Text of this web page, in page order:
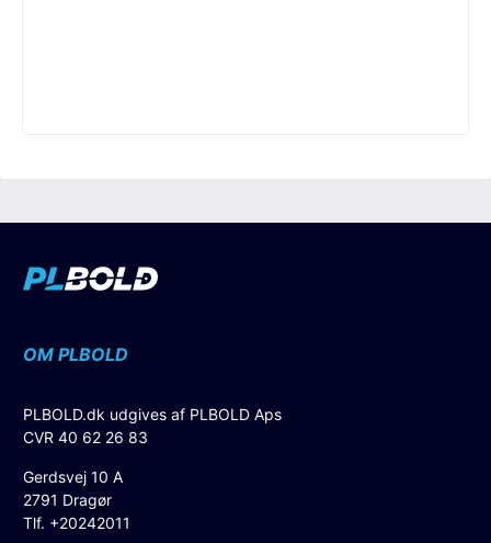
OM PLBOLD
PLBOLD.dk udgives af PLBOLD Aps
CVR 40 62 26 83
Gerdsvej 10 A
2791 Dragør
Tlf. +20242011